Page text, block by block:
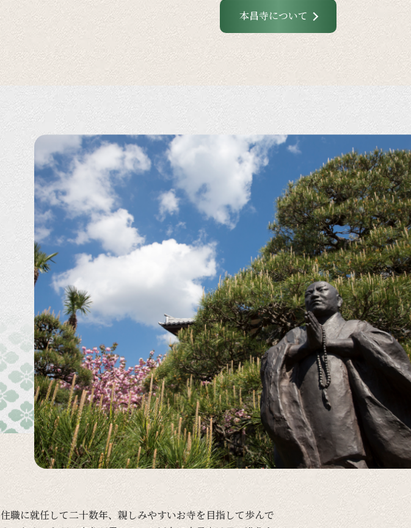
本昌寺について
住職に就任して二十数年、 親しみやすいお寺を目指して歩んで